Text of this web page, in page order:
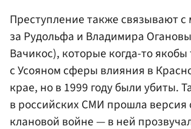
Преступление также связывают с
за Рудольфа и Владимира
Вачикос), которые когда-то
с Усояном сферы влияния в
крае, но в 1999 году были убиты.
в российских СМИ прошла версия
клановой войне — в ней